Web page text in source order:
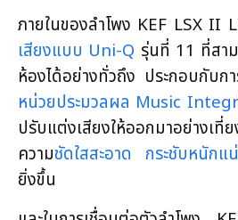
ภายในของลำโพง KEF LSX II
เสียงแบบ Uni-Q รุ่นที่ 11 ที่สาม
ห้องได้อย่างทั่วถึง ประกอบกับก
หน่วยประมวลผล Music
ปรับแต่งเสียงให้ออกมาอย่างเที่
ความชัดใสสะอาด กระชับหนัก
ยิ่งขึ้น